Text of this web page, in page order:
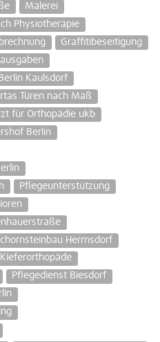
Malerei
Physiotherapie
Graffitibeseitigung
Kaulsdorf
Türen nach Maß
für Orthopädie ukb
Berlin
Pflegeunterstützung
Hermsdorf
Kieferorthopäde
Pflegedienst Biesdorf